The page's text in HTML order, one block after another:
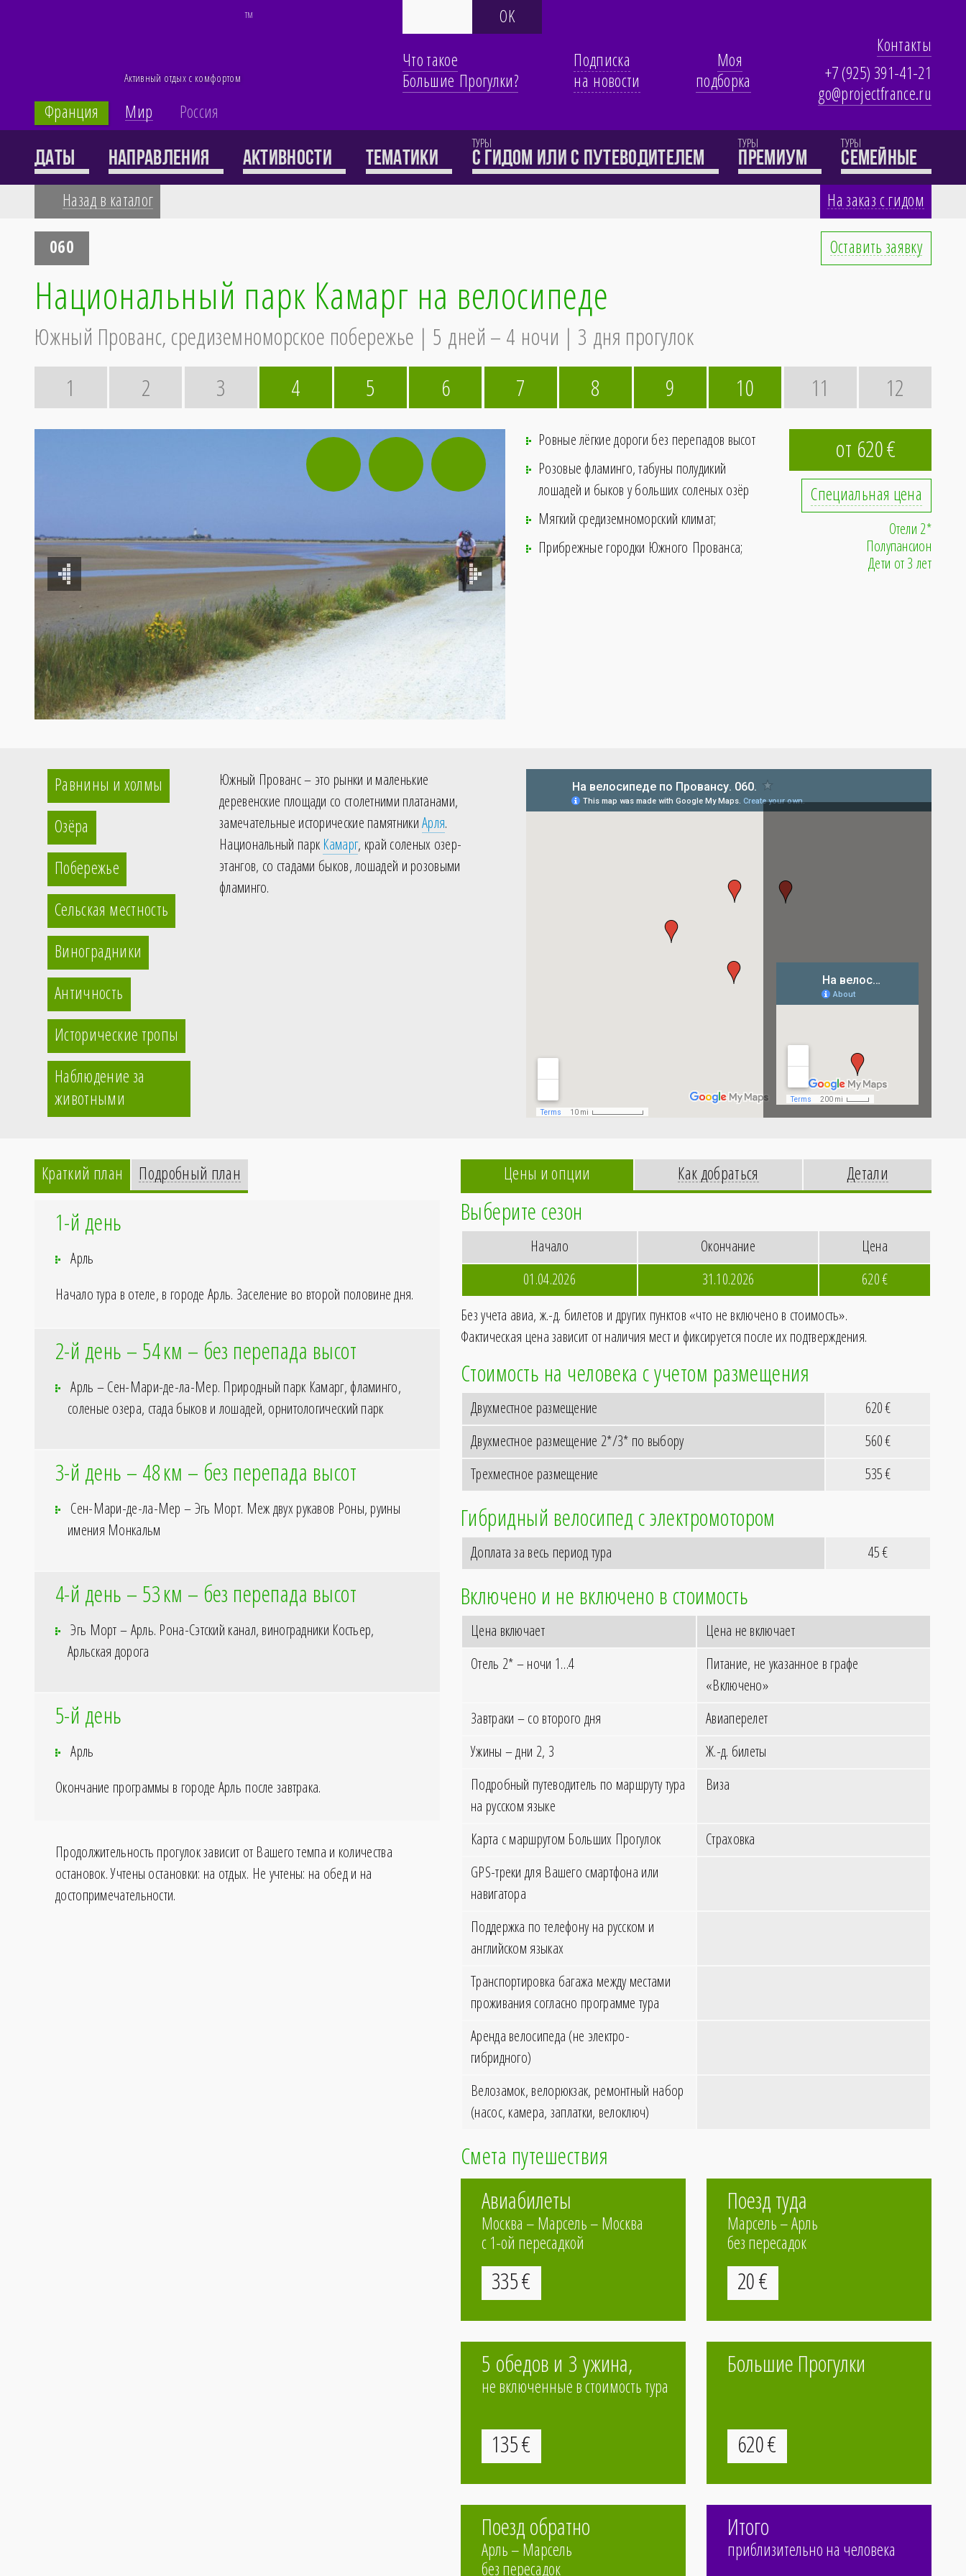
TM
Активный отдых с комфортом
Франция Мир Россия
Что такое
Большие Прогулки?
Подписка
на новости
Моя
подборка
Контакты
+7 (925) 391-41-21
go@projectfrance.ru
Каталог
Назад в каталог На заказ с гидом
060 Оставить заявку
Национальный парк Камарг на велосипеде
Южный Прованс, средиземноморское побережье 5 дней – 4 ночи
3 дня прогулок
1
2 3 4 5 6 7 8 9 10 11 12
Ровные лёгкие дороги без перепадов высот
Розовые фламинго, табуны полудикий
лошадей и быков у больших соленых озёр
Мягкий средиземноморский климат;
Прибрежные городки Южного Прованса;
от 620€
Специальная цена
Отели 2*
Полупансион
Дети от 3 лет
Равнины и холмы
Озёра
Побережье
Сельская местность
Виноградники
Античность
Исторические тропы
Наблюдение за
животными
Южный Прованс – это рынки и маленькие
деревенские площади со столетними платанами,
замечательные исторические памятникиАрля.
Национальный парк Камарг, край соленых озер-
этангов, со стадами быков, лошадей и розовыми
фламинго.
Цены и опции Как добраться Детали
Краткий план Подробный план
1-й день
Арль
Начало тура в отеле, в городе Арль. Заселение во второй половине дня.
2-й день – 54км – без перепада высот
Арль – Сен-Мари-де-ла-Мер. Природный парк Камарг, фламинго,
соленые озера, стада быков и лошадей, орнитологический парк
3-й день – 48км – без перепада высот
Сен-Мари-де-ла-Мер – Эгь Морт. Меж двух рукавов Роны, руины
имения Монкальм
4-й день – 53км – без перепада высот
Эгь Морт – Арль. Рона-Сэтский канал, виноградники Костьер,
Арльская дорога
5-й день
Арль
Окончание программы в городе Арль после завтрака.
Продолжительность прогулок зависит от Вашего темпа и количества
остановок. Учтены остановки: на отдых. Не учтены: на обед и на
достопримечательности.
Выберите сезон
Начало Окончание
Цена
01.04.2026
31.10.2026 620€
Без учета авиа, ж.-д. билетов и других пунктов «что не включено в стоимость».
Фактическая цена зависит от наличия мест и фиксируется после их подтверждения.
Стоимость на человека с учетом размещения
Двухместное размещение 620€
Двухместное размещение 2*/3* по выбору
560€
Трехместное размещение
535€
Гибридный велосипед с электромотором
Доплата за весь период тура 45€
Включено и не включено в стоимость
Цена включает
Цена не включает
Отель 2* – ночи 1…4
Питание, не указанное в графе
«Включено»
Завтраки – со второго дня
Авиаперелет
Ужины – дни 2, 3
Ж.-д. билеты
Подробный путеводитель по маршруту тура
на русском языке
Виза
Карта с маршрутом Больших Прогулок
Страховка
GPS-треки для Вашего смартфона или
навигатора
Поддержка по телефону на русском и
английском языках
Транспортировка багажа между местами
проживания согласно программе тура
Аренда велосипеда (не электро-
гибридного)
Велозамок, велорюкзак, ремонтный набор
(насос, камера, заплатки, велоключ)
Смета путешествия
Авиабилеты
Москва – Марсель – Москва
c 1-ой пересадкой
335€
Поезд туда
Марсель – Арль
без пересадок
20€
Большие Прогулки
620€
5 обедов и 3 ужина,
не включенные в стоимость тура
135€
Поезд обратно
Арль – Марсель
без пересадок
Итого
приблизительно на человека
Даты Направления Активности Тематики
ТУРЫ
с гидом или с путеводителем
ТУРЫ
премиум
ТУРЫ
семейные
71 тур